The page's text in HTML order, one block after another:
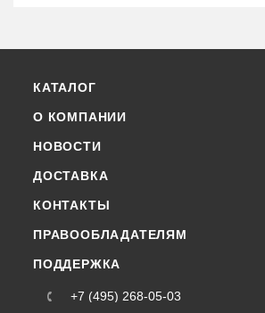
КАТАЛОГ
О КОМПАНИИ
НОВОСТИ
ДОСТАВКА
КОНТАКТЫ
ПРАВООБЛАДАТЕЛЯМ
ПОДДЕРЖКА
+7 (495) 268-05-03